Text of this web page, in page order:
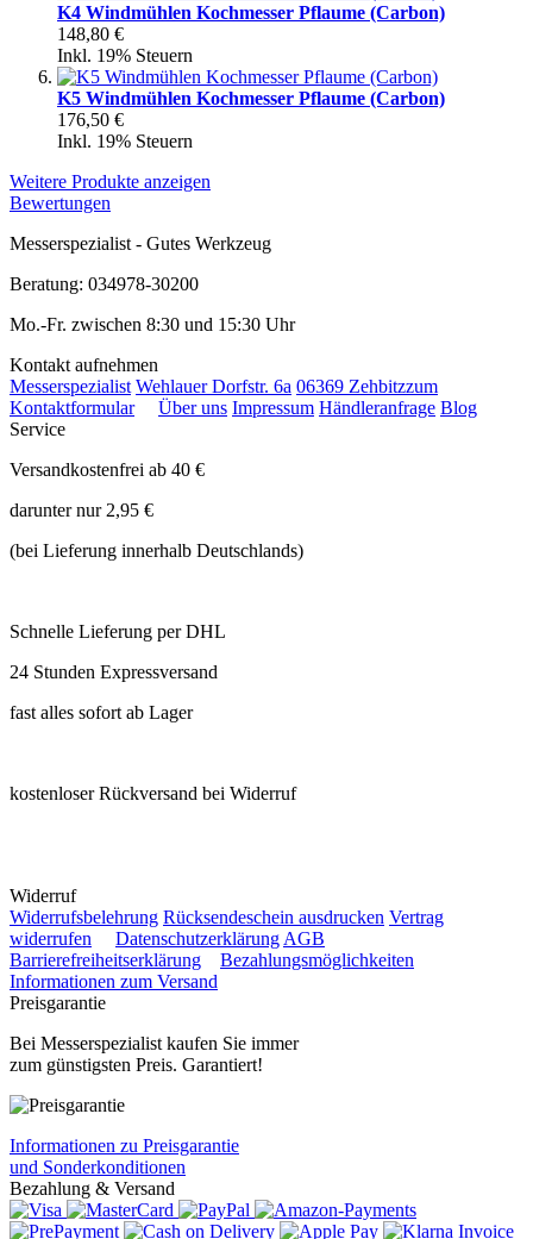
K4 Windmühlen Kochmesser Pflaume (Carbon)
148,80 €
Inkl. 19% Steuern
K5 Windmühlen Kochmesser Pflaume (Carbon)
176,50 €
Inkl. 19% Steuern
Weitere Produkte anzeigen
Bewertungen
Messerspezialist - Gutes Werkzeug
Beratung: 034978-30200
Mo.-Fr. zwischen 8:30 und 15:30 Uhr
Kontakt aufnehmen
Messerspezialist Wehlauer Dorfstr. 6a 06369 Zehbitzzum
Kontaktformular
Über uns Impressum Händleranfrage Blog
Service
Versandkostenfrei ab 40 €
darunter nur 2,95 €
(bei Lieferung innerhalb Deutschlands)
Schnelle Lieferung per DHL
24 Stunden Expressversand
fast alles sofort ab Lager
kostenloser Rückversand bei Widerruf
Widerruf
Widerrufsbelehrung Rücksendeschein ausdrucken Vertrag
widerrufen
Datenschutzerklärung AGB
Barrierefreiheitserklärung
Bezahlungsmöglichkeiten
Informationen zum Versand
Preisgarantie
Bei Messerspezialist kaufen Sie immer
zum günstigsten Preis. Garantiert!
Informationen zu Preisgarantie
und Sonderkonditionen
Bezahlung & Versand